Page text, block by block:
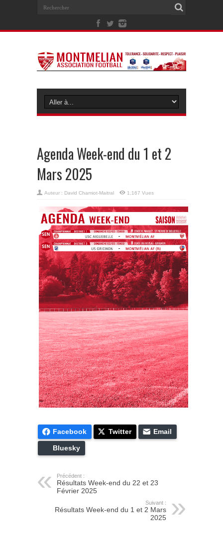
Agenda Week-end du 1 et 2
Mars 2025
Auteur : David Chamiot-Maitral 1,167 Vues
Facebook Twitter Email
Bluesky
Précédent :
Résultats Week-end du 22 et 23
Février 2025
Suivant :
Résultats Week-end du 1 et 2 Mars
2025